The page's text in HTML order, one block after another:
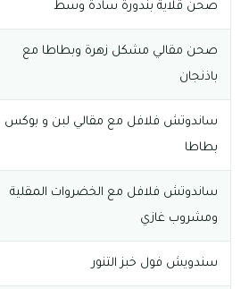
صحن قلاية بندورة سادة وسط
صحن مقالي مشكل زهرة وبطاطا مع
باذنجان
ساندوتش فلافل مع مقالي لبن و بوكس
بطاطا
ساندوتش فلافل مع الخضروات المقلية
ومشروب غازي
سندويش فول خبز التنور